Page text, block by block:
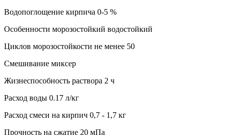
Водопоглощение кирпича 0-5 %
Особенности морозостойкий водостойкий
Циклов морозостойкости не менее 50
Смешивание миксер
Жизнеспособность раствора 2 ч
Расход воды 0.17 л/кг
Расход смеси на кирпич 0,7 - 1,7 кг
Прочность на сжатие 20 мПа